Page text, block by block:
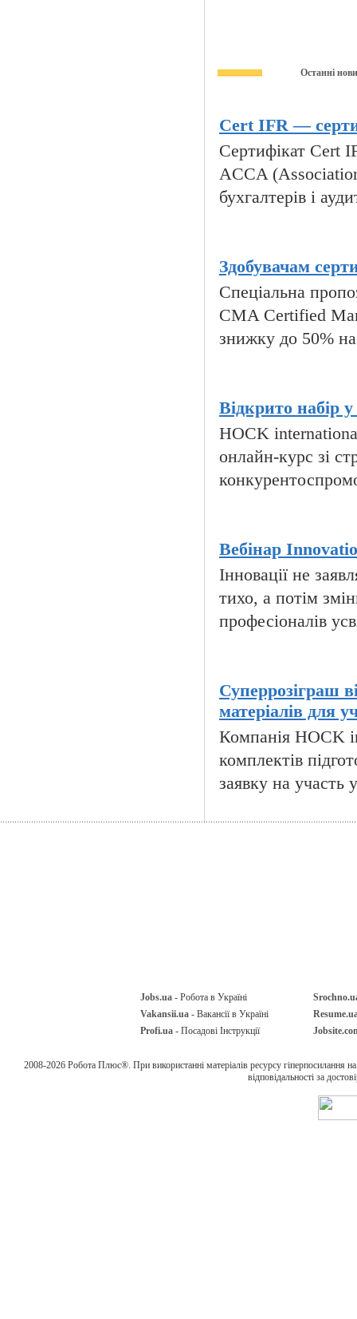
Останні
Cert IFR —
Сертифікат Cert
ACCA
бухгалтерів і
Здобувачам
Спеціальна
CMA Certified
знижку до 50%
Відкрито набір
HOCK
онлайн-курс зі
Вебінар
Інновації не
тихо, а потім
професіоналів
Суперрозіграш
матеріалів для
Компанія HOCK
комплектів
заявку на участь
Jobs.ua - Робота в Україні
Vakansii.ua - Вакансії в Україні
Profi.ua - Посадові Інструкції
2008-2026 Робота Плюс®. При використанні матеріалів ресурсу гіперпосилання
відповідальності за